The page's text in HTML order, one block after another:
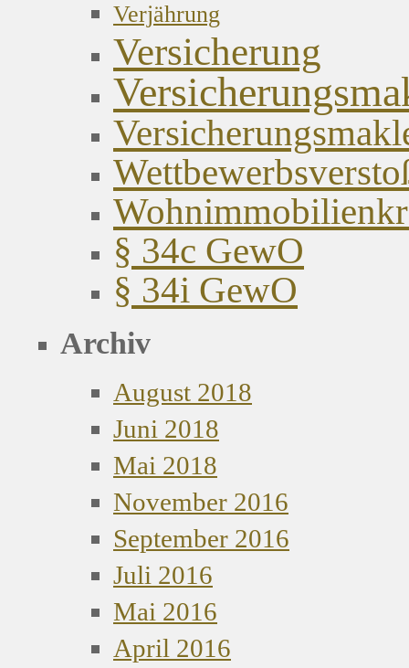
Verjährung
Versicherung
§ 34c GewO
§ 34i GewO
Archiv
August 2018
Juni 2018
Mai 2018
November 2016
September 2016
Juli 2016
Mai 2016
April 2016